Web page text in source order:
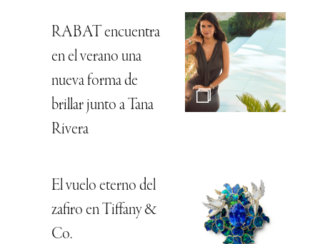
RABAT encuentra
en el verano una
nueva forma de
brillar junto a Tana
Rivera
El vuelo eterno del
zafiro en Tiffany &
Co.